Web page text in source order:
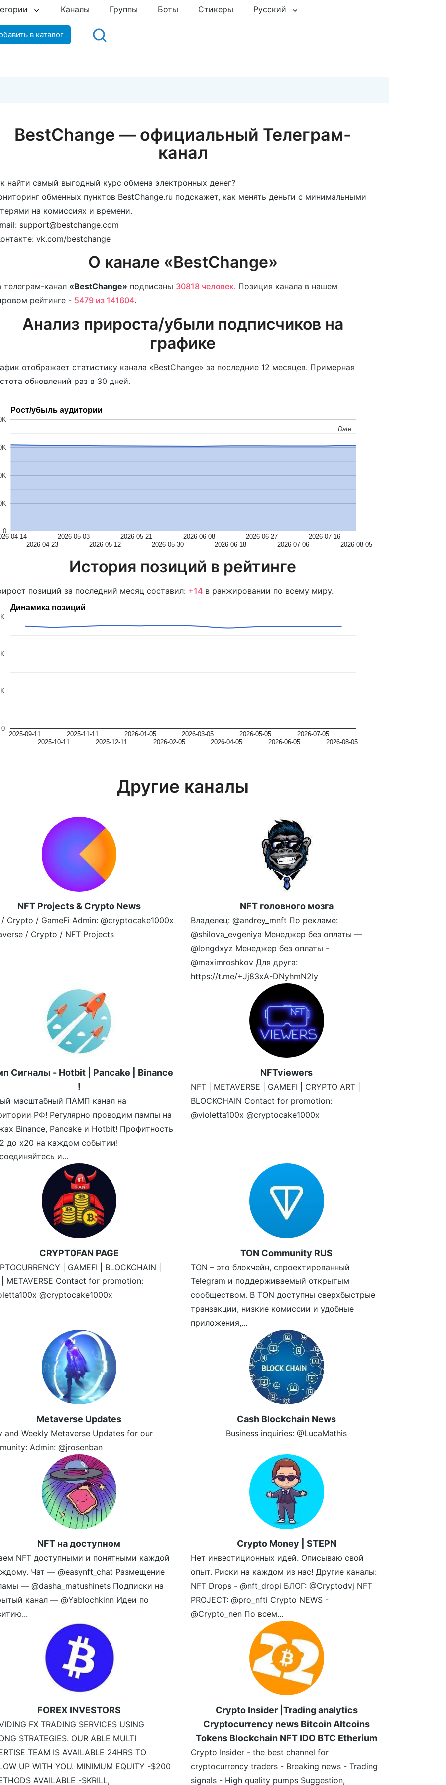
Каналы Группы Боты Стикеры Русский
в каталог
BestChange — официальный Телеграм-
канал
найти самый выгодный курс обмена электронных денег?
обменных пунктов BestChange.ru подскажет, как менять деньги с минимальными
на комиссиях и времени.
support@bestchange.com
vk.com/bestchange
О канале «BestChange»
телеграм-канал «BestChange» подписаны 30818 человек. Позиция канала в нашем
рейтинге - 5479 из 141604.
Анализ прироста/убыли подписчиков на
графике
отображает статистику канала «BestChange» за последние 12 месяцев. Примерная
обновлений раз в 30 дней.
Рост/убыль аудитории
04-14
2026-04-23
2026-05-03
2026-05-12
2026-05-21
2026-05-30
2026-06-08
2026-06-18
2026-06-27
2026-07-06
2026-07-16
2026-08-05
0
Date
Date
История позиций в рейтинге
позиций за последний месяц составил: +14в ранжировании по всему миру.
Динамика позиций
2025-09-11
2025-10-11
2025-11-11
2025-12-11
2026-01-05
2026-02-05
2026-03-05
2026-04-05
2026-05-05
2026-06-05
2026-07-05
2026-08-05
0
Другие каналы
NFT Projects & Crypto News
/ Crypto / GameFi Admin: @cryptocake1000x
/ Crypto / NFT Projects
NFT головного мозга
Владелец: @andrey_mnft По рекламе:
@shilova_evgeniya Менеджер без оплаты —
@longdxyz Менеджер без оплаты -
@maximroshkov Для друга:
https://t.me/+Jj83xA-DNyhmN2Iy
Сигналы - Hotbit | Pancake | Binance
!
масштабный ПАМП канал на
РФ! Регулярно проводим пампы на
Binance, Pancake и Hotbit! Профитность
до х20 на каждом событии!
и...
NFTviewers
NFT | METAVERSE | GAMEFI | CRYPTO ART |
BLOCKCHAIN Contact for promotion:
@violetta100x @cryptocake1000x
CRYPT0FAN PAGE
| GAMEFI | BLOCKCHAIN |
| METAVERSE Contact for promotion:
@cryptocake1000x
TON Community RUS
TON – это блокчейн, спроектированный
Telegram и поддерживаемый открытым
сообществом. В TON доступны сверхбыстрые
транзакции, низкие комиссии и удобные
приложения,...
Metaverse Updates
and Weekly Metaverse Updates for our
Admin: @jrosenban
Cash Blockchain News
Business inquiries: @LucaMathis
NFT на доступном
NFT доступными и понятными каждой
Чат — @easynft_chat Размещение
— @dasha_matushinets Подписки на
канал — @Yablochkinn Идеи по
Crypto Money | STEPN
Нет инвестиционных идей. Описываю свой
опыт. Риски на каждом из нас! Другие каналы:
NFT Drops - @nft_dropi БЛОГ: @Cryptodvj NFT
PROJECT: @pro_nfti Crypto NEWS -
@Crypto_nen По всем...
FOREX INVESTORS
FX TRADING SERVICES USING
STRATEGIES. OUR ABLE MULTI
TEAM IS AVAILABLE 24HRS TO
UP WITH YOU. MINIMUM EQUITY -$200
AVAILABLE -SKRILL,
Crypto Insider |Trading analytics
Cryptocurrency news Bitcoin Altcoins
Tokens Blockchain NFT IDO BTC Etherium
Crypto Insider - the best channel for
cryptocurrency traders - Breaking news - Trading
signals - High quality pumps Suggestion,